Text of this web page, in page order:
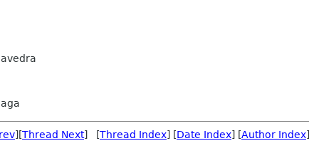
][Thread Next] [Thread Index] [Date Index] [Author Index]